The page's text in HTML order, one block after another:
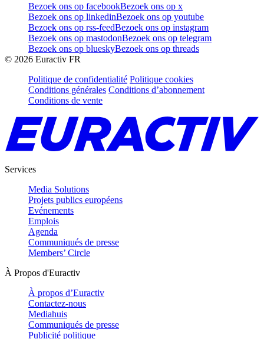
Bezoek ons op facebookBezoek ons op x
Bezoek ons op linkedinBezoek ons op youtube
Bezoek ons op rss-feedBezoek ons op instagram
Bezoek ons op mastodonBezoek ons op telegram
Bezoek ons op blueskyBezoek ons op threads
© 2026 Euractiv FR
Politique de confidentialité Politique cookies
Conditions générales Conditions d’abonnement
Conditions de vente
Services
Media Solutions
Projets publics européens
Evénements
Emplois
Agenda
Communiqués de presse
Members’ Circle
À Propos d'Euractiv
À propos d’Euractiv
Contactez-nous
Mediahuis
Communiqués de presse
Publicité politique